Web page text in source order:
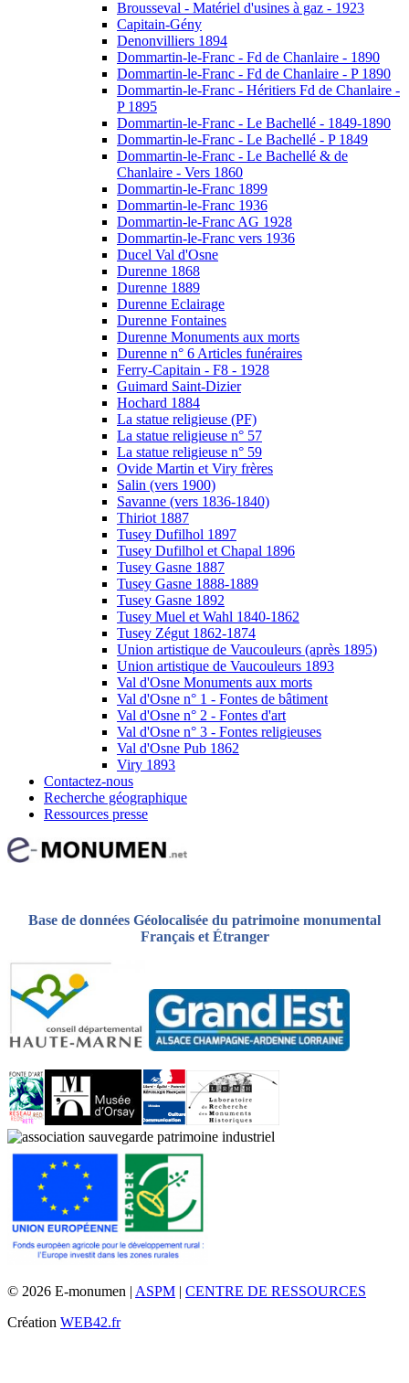
Brousseval - Matériel d'usines à gaz - 1923
Capitain-Gény
Denonvilliers 1894
Dommartin-le-Franc - Fd de Chanlaire - 1890
Dommartin-le-Franc - Fd de Chanlaire - P 1890
Dommartin-le-Franc - Héritiers Fd de Chanlaire -
P 1895
Dommartin-le-Franc - Le Bachellé - 1849-1890
Dommartin-le-Franc - Le Bachellé - P 1849
Dommartin-le-Franc - Le Bachellé & de
Chanlaire - Vers 1860
Dommartin-le-Franc 1899
Dommartin-le-Franc 1936
Dommartin-le-Franc AG 1928
Dommartin-le-Franc vers 1936
Ducel Val d'Osne
Durenne 1868
Durenne 1889
Durenne Eclairage
Durenne Fontaines
Durenne Monuments aux morts
Durenne n° 6 Articles funéraires
Ferry-Capitain - F8 - 1928
Guimard Saint-Dizier
Hochard 1884
La statue religieuse (PF)
La statue religieuse n° 57
La statue religieuse n° 59
Ovide Martin et Viry frères
Salin (vers 1900)
Savanne (vers 1836-1840)
Thiriot 1887
Tusey Dufilhol 1897
Tusey Dufilhol et Chapal 1896
Tusey Gasne 1887
Tusey Gasne 1888-1889
Tusey Gasne 1892
Tusey Muel et Wahl 1840-1862
Tusey Zégut 1862-1874
Union artistique de Vaucouleurs (après 1895)
Union artistique de Vaucouleurs 1893
Val d'Osne Monuments aux morts
Val d'Osne n° 1 - Fontes de bâtiment
Val d'Osne n° 2 - Fontes d'art
Val d'Osne n° 3 - Fontes religieuses
Val d'Osne Pub 1862
Viry 1893
Contactez-nous
Recherche géographique
Ressources presse
Base de données Géolocalisée du patrimoine monumental
Français et Étranger
© 2026 E-monumen | ASPM | CENTRE DE RESSOURCES
Création WEB42.fr